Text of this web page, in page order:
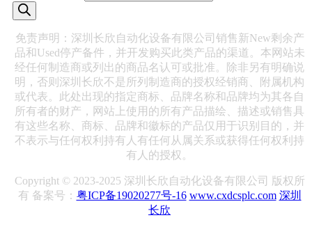
免责声明：深圳长欣自动化设备有限公司销售新New剩余产
品和Used停产备件，并开发购买此类产品的渠道。本网站未
经任何制造商或列出的商品名认可或批准。除非另有明确说
明，否则深圳长欣不是所列制造商的授权经销商、附属机构
或代表。此处出现的指定商标、品牌名称和品牌均为其各自
所有者的财产，网站上使用的所有产品描绘、描述或销售具
有这些名称、商标、品牌和徽标的产品仅用于识别目的，并
不表示与任何权利持有人有任何从属关系或获得任何权利持
有人的授权。
Copyright © 2023-2025 深圳长欣自动化设备有限公司 版权所
有 备案号： 粤ICP备19020277号-16 www.cxdcsplc.com 深圳
长欣